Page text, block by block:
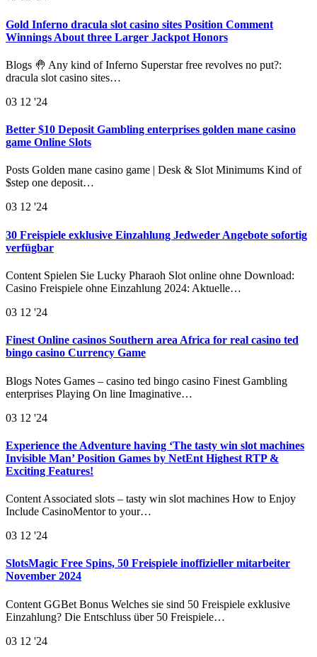
Gold Inferno dracula slot casino sites Position Comment
Winnings About three Larger Jackpot Honors
Blogs 🤚 Any kind of Inferno Superstar free revolves no put?:
dracula slot casino sites…
03 12 '24
Better $10 Deposit Gambling enterprises golden mane casino
game Online Slots
Posts Golden mane casino game | Desk & Slot Minimums Kind of
$step one deposit…
03 12 '24
30 Freispiele exklusive Einzahlung Jedweder Angebote sofortig
verfügbar
Content Spielen Sie Lucky Pharaoh Slot online ohne Download:
Casino Freispiele ohne Einzahlung 2024: Aktuelle…
03 12 '24
Finest Online casinos Southern area Africa for real casino ted
bingo casino Currency Game
Blogs Notes Games – casino ted bingo casino Finest Gambling
enterprises Playing On line Imaginative…
03 12 '24
Experience the Adventure having ‘The tasty win slot machines
Invisible Man’ Position Games by NetEnt Highest RTP &
Exciting Features!
Content Associated slots – tasty win slot machines How to Enjoy
Include CasinoMentor to your…
03 12 '24
SlotsMagic Free Spins, 50 Freispiele inoffizieller mitarbeiter
November 2024
Content GGBet Bonus Welches sie sind 50 Freispiele exklusive
Einzahlung? Die Entschluss über 50 Freispiele…
03 12 '24